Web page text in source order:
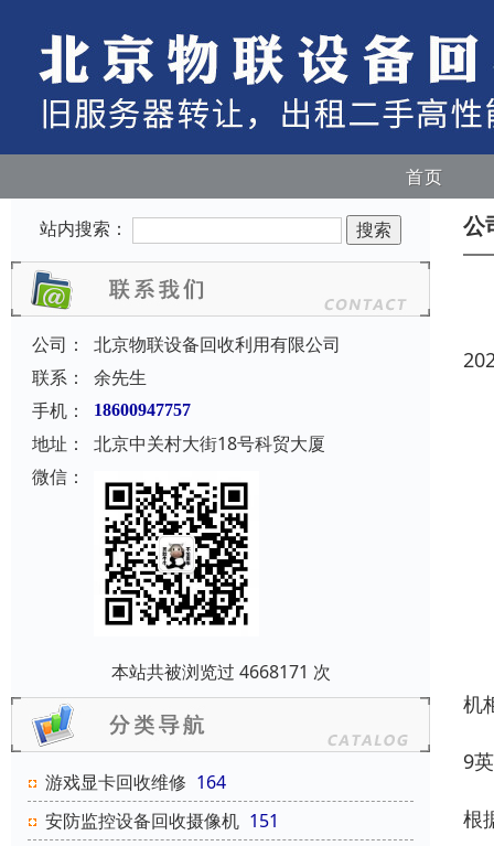
首页
站内搜索：
公司：
北京物联设备回收利用有限公司
联系：
余先生
手机：
18600947757
地址：
北京中关村大街18号科贸大厦
微信：
本站共被浏览过 4668171 次
游戏显卡回收维修 164
安防监控设备回收摄像机 151
公
机
9
根